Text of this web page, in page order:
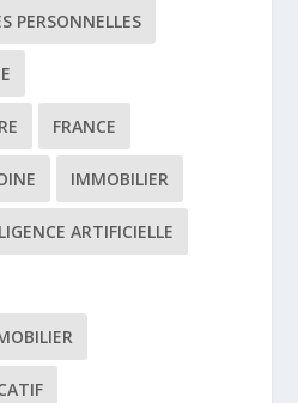
PERSONNELLES
FRANCE
IMMOBILIER
ARTIFICIELLE